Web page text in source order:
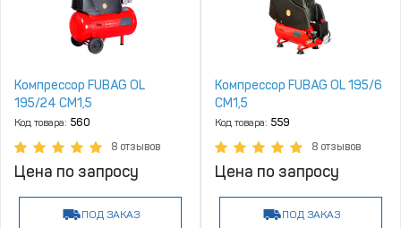
Компрессор FUBAG OL
195/24 CM1,5
Код товара: 560
8 отзывов
Цена по запросу
ПОД ЗАКАЗ
Компрессор FUBAG OL 195/6
CM1,5
Код товара: 559
8 отзывов
Цена по запросу
ПОД ЗАКАЗ